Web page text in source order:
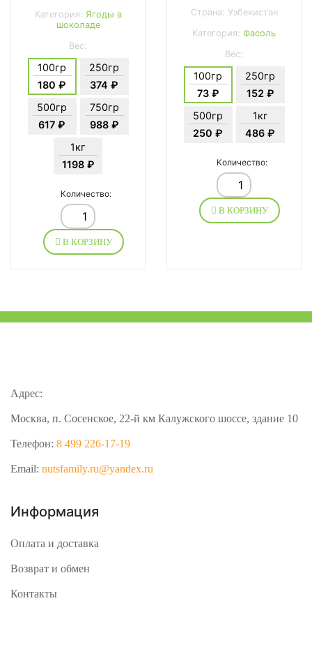
Категория: Ягоды в
шоколаде
Вес:
100гр
180 ₽
250гр
374 ₽
500гр
617 ₽
750гр
988 ₽
1кг
1198 ₽
Количество:
В КОРЗИНУ
Страна: Узбекистан
Категория: Фасоль
Вес:
100гр
73 ₽
250гр
152 ₽
500гр
250 ₽
1кг
486 ₽
Количество:
В КОРЗИНУ
Адрес:
Москва, п. Сосенское, 22-й км Калужского шоссе, здание 10
Телефон: 8 499 226-17-19
Email: nutsfamily.ru@yandex.ru
Информация
Оплата и доставка
Возврат и обмен
Контакты